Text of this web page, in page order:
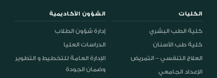
الكليات
كلية الطب البشري
كلية طب الأسنان
العلاج التنفسي – التمريض
الإعداد الجامعي
الشؤون الأكاديمية
إدارة شؤون الطلاب
الدراسات العليا
الإدارة العامة للتخطيط و التطوير
وضمان الجودة